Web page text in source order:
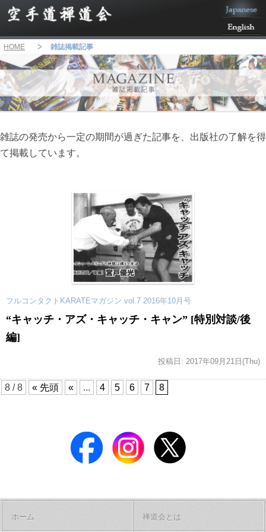
HOME 雑誌掲載記事
雑誌の発売から一定の期間が過ぎた記事を、出版社の了解を得
て掲載しています。
フルコンタクトKARATEマガジン vol.7 2016年10月号
“キャッチ・アズ・キャッチ・キャン” [特別対談/後
編]
投稿日: 2017年09月21日(Thu)
8 / 8 « 先頭 « ... 4 5 6 7 8
ホーム 禅道会とは